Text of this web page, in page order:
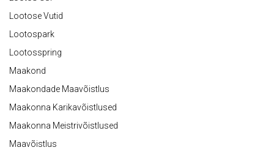
Lootose Vutid
Lootospark
Lootosspring
Maakond
Maakondade Maavõistlus
Maakonna Karikavõistlused
Maakonna Meistrivõistlused
Maavõistlus